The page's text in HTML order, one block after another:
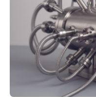
Rolle von flexiblen
Netzanschluss von
(EE-Anlagen) ist
Denn ohne Anschluss
eingespeist werden.
Gesetz (EEG) sind